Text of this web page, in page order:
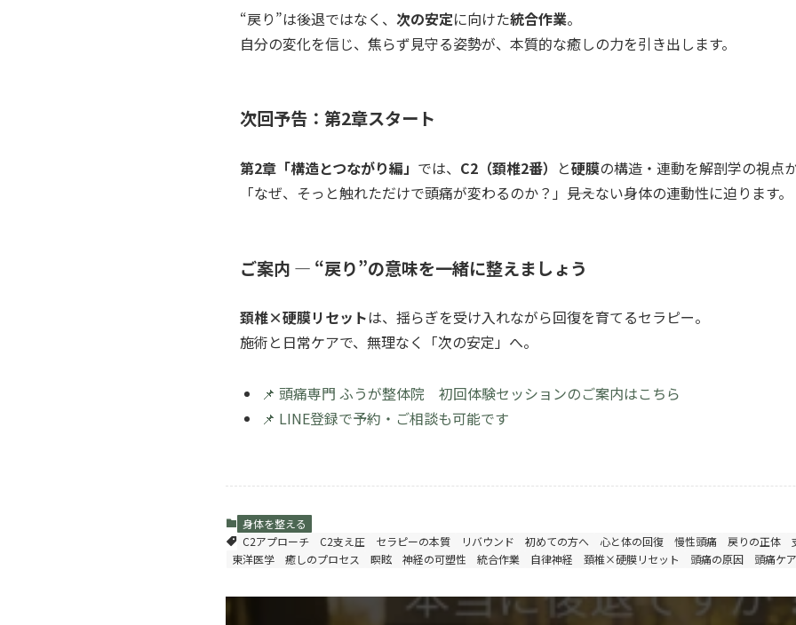
“戻り”は後退ではなく、 次の安定に向けた統合作業。
自分の変化を信じ、焦らず見守る姿勢が、本質的な癒しの力を引き出します。
次回予告：第2章スタート
第2章「構造とつながり編」 では、 C2（頚椎2番） と硬膜の構造・連動を解剖学の視点
「なぜ、そっと触れただけで頭痛が変わるのか？」――見えない身体の連動性に迫ります。
ご案内 ― “戻り”の意味を一緒に整えましょう
頚椎×硬膜リセットは、揺らぎを受け入れながら回復を育てるセラピー。
施術と日常ケアで、無理なく「次の安定」へ。
📌 頭痛専門 ふうが整体院 初回体験セッションのご案内はこちら
📌 LINE登録で予約・ご相談も可能です
身体を整える
C2アプローチ
C2支え圧 セラピーの本質 リバウンド 初めての方へ 心と体の回復 慢性頭痛 戻りの正体
東洋医学
癒しのプロセス 瞑眩 神経の可塑性 統合作業 自律神経 頚椎×硬膜リセット 頭痛の原因 頭痛ケ